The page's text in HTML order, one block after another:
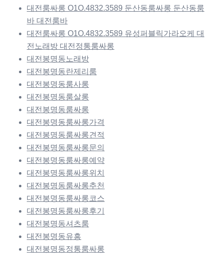
대전룸싸롱 O1O.4832.3589 둔산동룸싸롱 둔산동룸
바 대전룸바
대전룸싸롱 O1O.4832.3589 유성퍼블릭가라오케 대
전노래방 대전정통룸싸롱
대전봉명동노래방
대전봉명동란제리룸
대전봉명동룸사롱
대전봉명동룸살롱
대전봉명동룸싸롱
대전봉명동룸싸롱가격
대전봉명동룸싸롱견적
대전봉명동룸싸롱문의
대전봉명동룸싸롱예약
대전봉명동룸싸롱위치
대전봉명동룸싸롱추천
대전봉명동룸싸롱코스
대전봉명동룸싸롱후기
대전봉명동셔츠룸
대전봉명동유흥
대전봉명동정통룸싸롱